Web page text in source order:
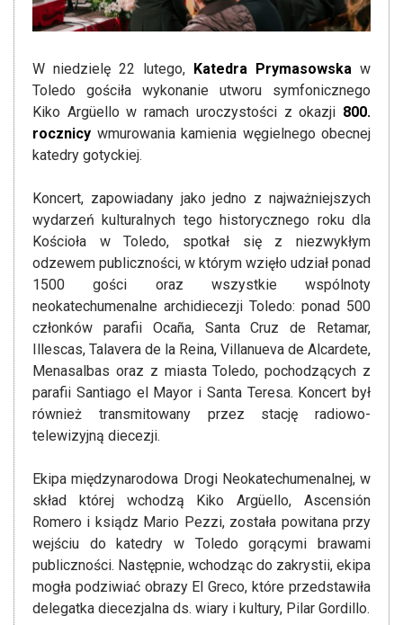
W niedzielę 22 lutego, Katedra Prymasowska w
Toledo gościła wykonanie utworu symfonicznego
Kiko Argüello w ramach uroczystości z okazji 800.
rocznicy wmurowania kamienia węgielnego obecnej
katedry gotyckiej.
Koncert, zapowiadany jako jedno z najważniejszych
wydarzeń kulturalnych tego historycznego roku dla
Kościoła w Toledo, spotkał się z niezwykłym
odzewem publiczności, w którym wzięło udział ponad
1500 gości oraz wszystkie wspólnoty
neokatechumenalne archidiecezji Toledo: ponad 500
członków parafii Ocaña, Santa Cruz de Retamar,
Illescas, Talavera de la Reina, Villanueva de Alcardete,
Menasalbas oraz z miasta Toledo, pochodzących z
parafii Santiago el Mayor i Santa Teresa. Koncert był
również transmitowany przez stację radiowo-
telewizyjną diecezji.
Ekipa międzynarodowa Drogi Neokatechumenalnej, w
skład której wchodzą Kiko Argüello, Ascensión
Romero i ksiądz Mario Pezzi, została powitana przy
wejściu do katedry w Toledo gorącymi brawami
publiczności. Następnie, wchodząc do zakrystii, ekipa
mogła podziwiać obrazy El Greco, które przedstawiła
delegatka diecezjalna ds. wiary i kultury, Pilar Gordillo.